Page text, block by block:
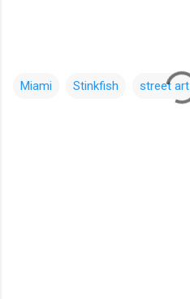
Miami Stinkfish street art